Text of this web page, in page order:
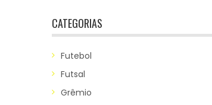
CATEGORIAS
Futebol
Futsal
Grêmio